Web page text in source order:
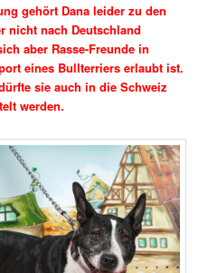
gehört Dana leider zu den
nicht nach Deutschland
aber Rasse-Freunde in
eines Bullterriers erlaubt ist.
sie auch in die Schweiz
werden.